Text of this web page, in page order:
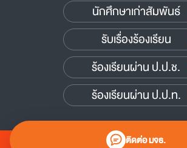
ติดต่อ มจธ.
นักศึกษาเก่าสัมพันธ์
รับเรื่องร้องเรียน
ร้องเรียนผ่าน ป.ป.ช.
ร้องเรียนผ่าน ป.ป.ท.